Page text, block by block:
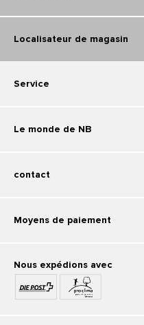
Localisateur de magasin
Service
Le monde de NB
contact
Nous expédions avec
Moyens de paiement